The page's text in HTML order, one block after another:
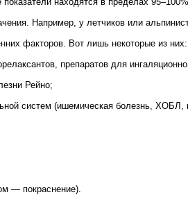
Например, у летчиков или
факторов. Вот лишь некоторые из них:
препаратов для
Рейно;
систем (ишемическая болезнь,
— покраснение).